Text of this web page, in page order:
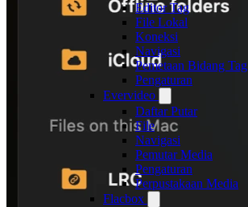
Editor Tag
File Lokal
Koneksi
Navigasi
Pemetaan Bidang Tag
Pengaturan
Evervideo
Daftar Putar
File
Navigasi
Pemutar Media
Pengaturan
Perpustakaan Media
Flacbox